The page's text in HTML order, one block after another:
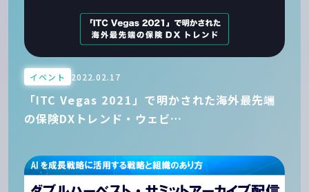
イベント 2022.02.17
「ITC Vegas 2021」で明かされた海外最先端
の保険DXトレンド・ウェビ…